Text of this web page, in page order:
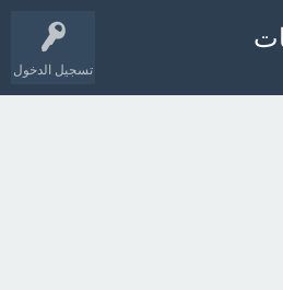
تسجيل الدخول